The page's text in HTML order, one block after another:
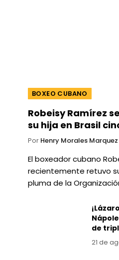
BOXEO CUBANO
Robeisy Ramírez
su hija en Brasil
Por Henry Morales Marquez
El boxeador cubano
recientemente retuvo
pluma de la
de
21 de